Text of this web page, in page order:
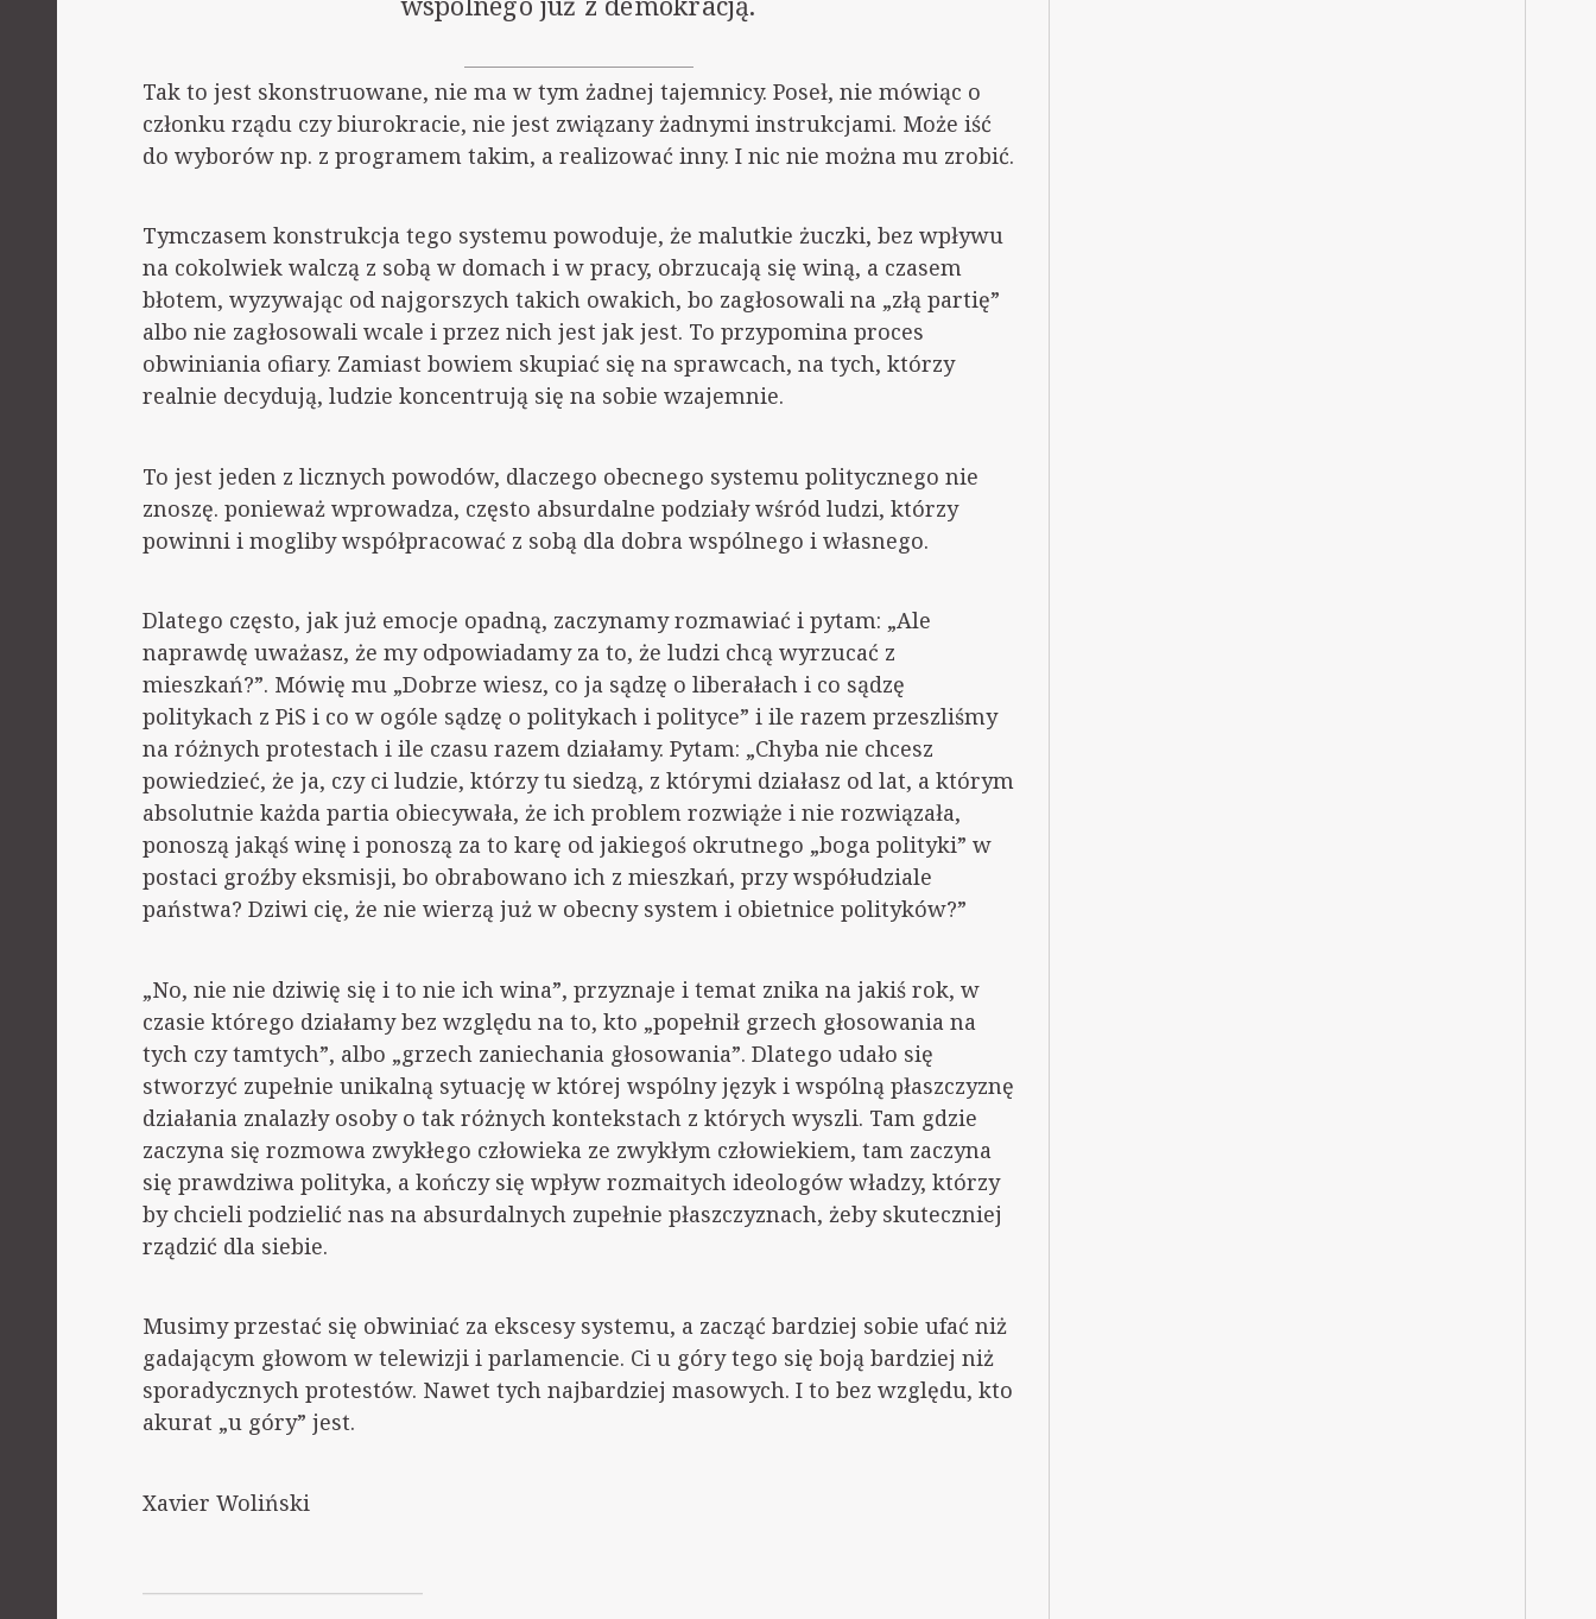
Tak to jest skonstruowane, nie ma w tym żadnej tajemnicy. Poseł, nie mówiąc o
członku rządu czy biurokracie, nie jest związany żadnymi instrukcjami. Może iść
do wyborów np. z programem takim, a realizować inny. I nic nie można mu zrobić.
Tymczasem konstrukcja tego systemu powoduje, że malutkie żuczki, bez wpływu
na cokolwiek walczą z sobą w domach i w pracy, obrzucają się winą, a czasem
błotem, wyzywając od najgorszych takich owakich, bo zagłosowali na „złą partię”
albo nie zagłosowali wcale i przez nich jest jak jest. To przypomina proces
obwiniania ofiary. Zamiast bowiem skupiać się na sprawcach, na tych, którzy
realnie decydują, ludzie koncentrują się na sobie wzajemnie.
To jest jeden z licznych powodów, dlaczego obecnego systemu politycznego nie
znoszę. ponieważ wprowadza, często absurdalne podziały wśród ludzi, którzy
powinni i mogliby współpracować z sobą dla dobra wspólnego i własnego.
Dlatego często, jak już emocje opadną, zaczynamy rozmawiać i pytam: „Ale
naprawdę uważasz, że my odpowiadamy za to, że ludzi chcą wyrzucać z
mieszkań?”. Mówię mu „Dobrze wiesz, co ja sądzę o liberałach i co sądzę
politykach z PiS i co w ogóle sądzę o politykach i polityce” i ile razem przeszliśmy
na różnych protestach i ile czasu razem działamy. Pytam: „Chyba nie chcesz
powiedzieć, że ja, czy ci ludzie, którzy tu siedzą, z którymi działasz od lat, a którym
absolutnie każda partia obiecywała, że ich problem rozwiąże i nie rozwiązała,
ponoszą jakąś winę i ponoszą za to karę od jakiegoś okrutnego „boga polityki” w
postaci groźby eksmisji, bo obrabowano ich z mieszkań, przy współudziale
państwa? Dziwi cię, że nie wierzą już w obecny system i obietnice polityków?”
„No, nie nie dziwię się i to nie ich wina”, przyznaje i temat znika na jakiś rok, w
czasie którego działamy bez względu na to, kto „popełnił grzech głosowania na
tych czy tamtych”, albo „grzech zaniechania głosowania”. Dlatego udało się
stworzyć zupełnie unikalną sytuację w której wspólny język i wspólną płaszczyznę
działania znalazły osoby o tak różnych kontekstach z których wyszli. Tam gdzie
zaczyna się rozmowa zwykłego człowieka ze zwykłym człowiekiem, tam zaczyna
się prawdziwa polityka, a kończy się wpływ rozmaitych ideologów władzy, którzy
by chcieli podzielić nas na absurdalnych zupełnie płaszczyznach, żeby skuteczniej
rządzić dla siebie.
Musimy przestać się obwiniać za ekscesy systemu, a zacząć bardziej sobie ufać niż
gadającym głowom w telewizji i parlamencie. Ci u góry tego się boją bardziej niż
sporadycznych protestów. Nawet tych najbardziej masowych. I to bez względu, kto
akurat „u góry” jest.
Xavier Woliński